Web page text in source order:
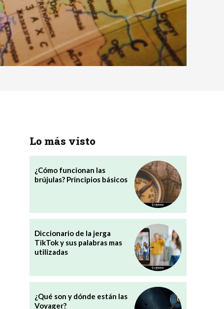
Lo más visto
¿Cómo funcionan las
brújulas? Principios básicos
Diccionario de la jerga
TikTok y sus palabras mas
utilizadas
¿Qué son y dónde están las
Voyager?